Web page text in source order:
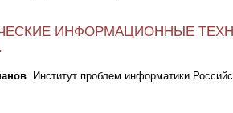
ИНФОРМАЦИОННЫЕ
Институт проблем информатики